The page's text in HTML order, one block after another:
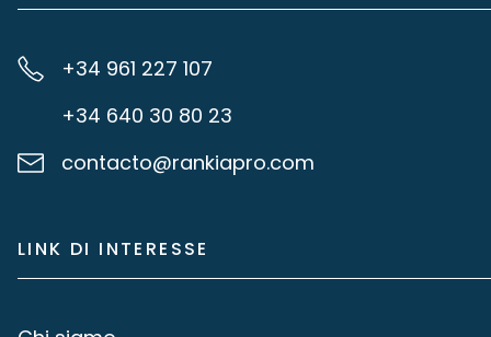
+34 961 227 107
+34 640 30 80 23
contacto@rankiapro.com
LINK DI INTERESSE